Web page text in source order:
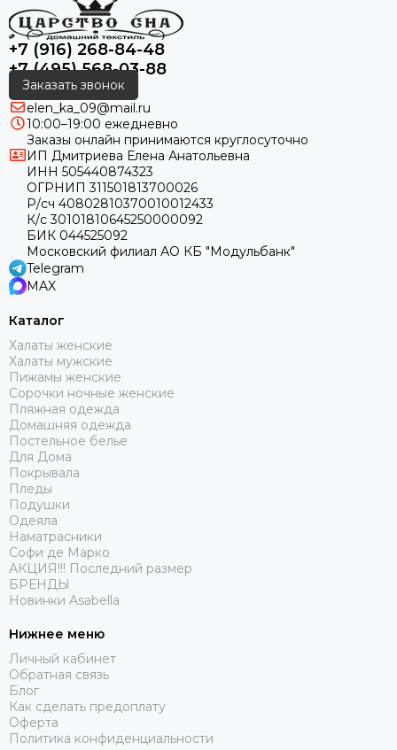
+7 (916) 268-84-48
+7 (495) 568-03-88
Заказать звонок
elen_ka_09@mail.ru
10:00–19:00 ежедневно
Заказы онлайн принимаются круглосуточно
ИП Дмитриева Елена Анатольевна
ИНН 505440874323
ОГРНИП 311501813700026
Р/сч 40802810370010012433
К/с 30101810645250000092
БИК 044525092
Московский филиал АО КБ "Модульбанк"
Telegram
MAX
Каталог
Халаты женские
Халаты мужские
Пижамы женские
Сорочки ночные женские
Пляжная одежда
Домашняя одежда
Постельное белье
Для Дома
Покрывала
Пледы
Подушки
Одеяла
Наматрасники
Софи де Марко
АКЦИЯ!!! Последний размер
БРЕНДЫ
Новинки Asabella
Нижнее меню
Личный кабинет
Обратная связь
Блог
Как сделать предоплату
Оферта
Политика конфиденциальности